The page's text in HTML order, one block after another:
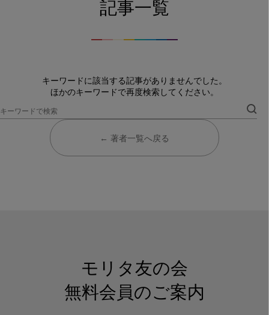
記事一覧
キーワードに該当する記事がありませんでした。
ほかのキーワードで再度検索してください。
← 著者一覧へ戻る
モリタ友の会
無料会員のご案内